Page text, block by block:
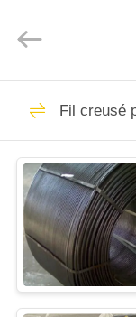
MAISON
PRODUITS
AU
SUJET
DE
NOUS
Copyright
ferroalloymetal.com.
Reserved.
Fil creusé